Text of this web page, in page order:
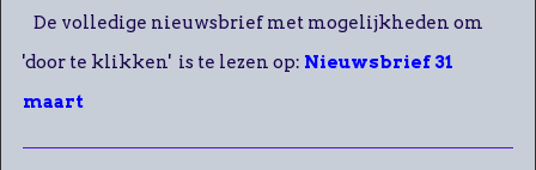
De volledige nieuwsbrief met mogelijkheden om
'door te klikken' is te lezen op: Nieuwsbrief 31
maart